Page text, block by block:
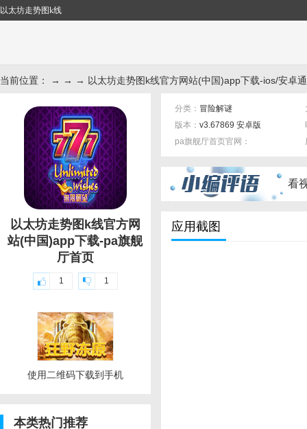
以太坊走势图k线
当前位置： → → → 以太坊走势图k线官方网站(中国)app下载-ios/安卓
以太坊走势图k线官方网
站(中国)app下载-pa旗舰
厅首页
1 1
使用二维码下载到手机
本类热门推荐
分类： 冒险解谜
版本： v3.67869 安卓版
pa旗舰厅首页官网：
看
应用截图